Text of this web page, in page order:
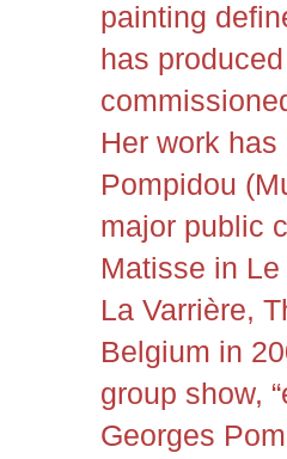
painting
has
Her work
Pompidou
major public
Matisse in
La Varrière,
Belgium in
group show,
Georges